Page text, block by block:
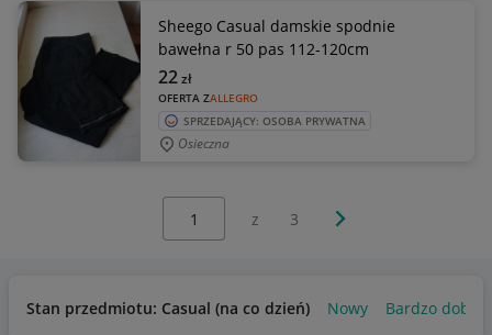
Sheego Casual damskie spodnie
bawełna r 50 pas 112-120cm
OFERTA ZALLEGRO
22zł
SPRZEDAJĄCY: OSOBA PRYWATNA
Osieczna
z 3 Następna strona
Stan przedmiotu: Casual (na co dzień) Nowy Bardzo dobry